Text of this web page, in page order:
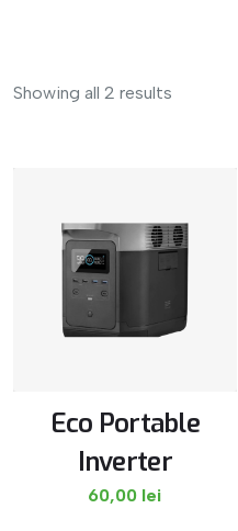
Showing all 2 results
Eco Portable
Inverter
60,00 lei